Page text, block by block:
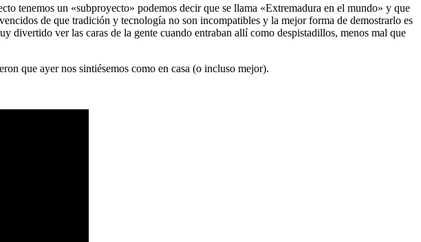
tenemos un «subproyecto» podemos decir que se llama «Extremadura en el mundo» y que
de que tradición y tecnología no son incompatibles y la mejor forma de demostrarlo es
divertido ver las caras de la gente cuando entraban allí como despistadillos, menos mal que
que ayer nos sintiésemos como en casa (o incluso mejor).